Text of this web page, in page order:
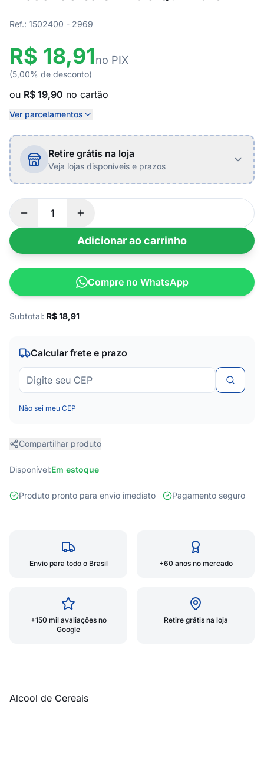
Ref.: 1502400 - 2969
R$ 18,91no PIX
(5,00% de desconto)
ou R$ 19,90 no cartão
Ver parcelamentos
Retire grátis na loja
Veja lojas disponíveis e prazos
Adicionar ao carrinho
Compre no WhatsApp
Subtotal: R$18,91
Calcular frete e prazo
Não sei meu CEP
Compartilhar produto
Disponível:Em estoque
Produto pronto para envio imediato Pagamento seguro
Envio para todo o Brasil +60 anos no mercado
+150 mil avaliações no
Google
Retire grátis na loja
Alcool de Cereais